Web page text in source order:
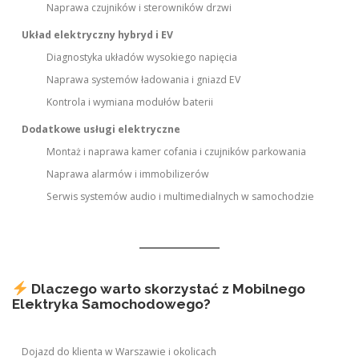
Naprawa czujników i sterowników drzwi
Układ elektryczny hybryd i EV
Diagnostyka układów wysokiego napięcia
Naprawa systemów ładowania i gniazd EV
Kontrola i wymiana modułów baterii
Dodatkowe usługi elektryczne
Montaż i naprawa kamer cofania i czujników parkowania
Naprawa alarmów i immobilizerów
Serwis systemów audio i multimedialnych w samochodzie
Dlaczego warto skorzystać z Mobilnego
Elektryka Samochodowego?
Dojazd do klienta w Warszawie i okolicach